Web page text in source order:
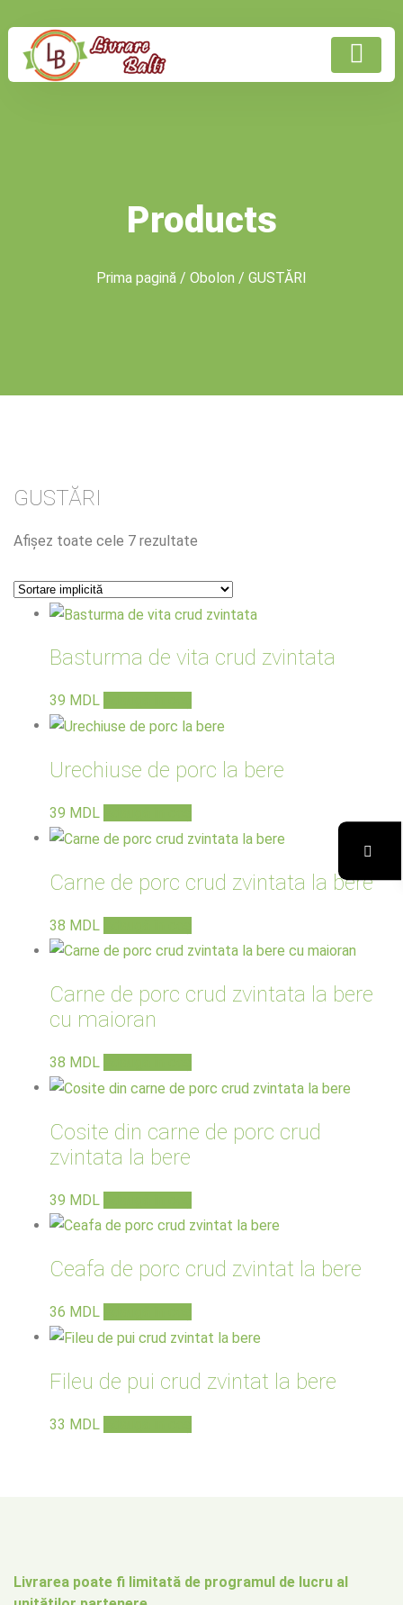
Products
Prima pagină / Obolon / GUSTĂRI
GUSTĂRI
Afișez toate cele 7 rezultate
Basturma de vita crud zvintata
39 MDL
Urechiuse de porc la bere
39 MDL
Carne de porc crud zvintata la bere
38 MDL
Carne de porc crud zvintata la bere
cu maioran
38 MDL
Cosite din carne de porc crud
zvintata la bere
39 MDL
Ceafa de porc crud zvintat la bere
36 MDL
Fileu de pui crud zvintat la bere
33 MDL
Livrarea poate fi limitată de programul de lucru al